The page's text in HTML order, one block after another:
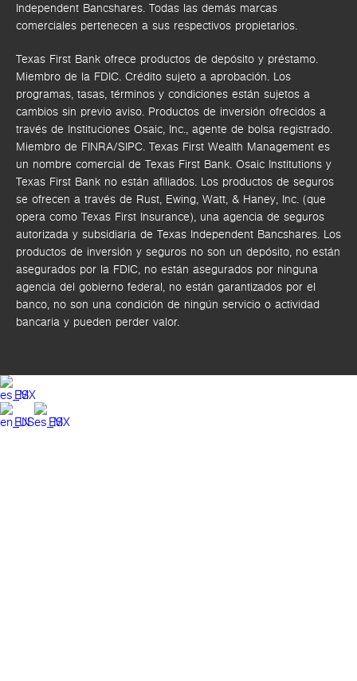
Independent Bancshares. Todas las demás marcas
comerciales pertenecen a sus respectivos propietarios.
Texas First Bank ofrece productos de depósito y préstamo.
Miembro de la FDIC. Crédito sujeto a aprobación. Los
programas, tasas, términos y condiciones están sujetos a
cambios sin previo aviso. Productos de inversión ofrecidos a
través de Instituciones Osaic, Inc., agente de bolsa registrado.
Miembro de FINRA/SIPC. Texas First Wealth Management es
un nombre comercial de Texas First Bank. Osaic Institutions y
Texas First Bank no están afiliados. Los productos de seguros
se ofrecen a través de Rust, Ewing, Watt, & Haney, Inc. (que
opera como Texas First Insurance), una agencia de seguros
autorizada y subsidiaria de Texas Independent Bancshares. Los
productos de inversión y seguros no son un depósito, no están
asegurados por la FDIC, no están asegurados por ninguna
agencia del gobierno federal, no están garantizados por el
banco, no son una condición de ningún servicio o actividad
bancaria y pueden perder valor.
ES
EN
ES